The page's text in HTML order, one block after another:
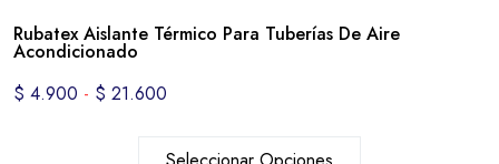
Rubatex Aislante Térmico Para Tuberías De Aire
Acondicionado
$ 4.900 - $ 21.600